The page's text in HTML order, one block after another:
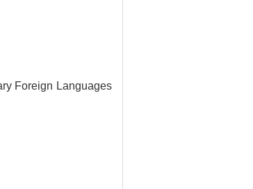
Foreign Languages